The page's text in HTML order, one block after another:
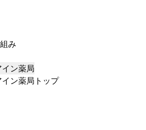
み
ン薬局
ン薬局トップ